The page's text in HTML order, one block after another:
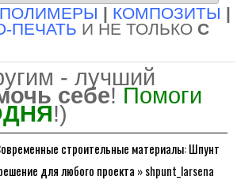
ПОЛИМЕРЫ | КОМПОЗИТЫ |
ПЕЧАТЬ И НЕ ТОЛЬКО С
- лучший
себе! Помоги
!)
строительные материалы: Шпунт
для любого проекта »shpunt_larsena